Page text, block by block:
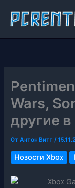
содержимому
Wars,
другие
ОтАнтон Витт/
Новости Xbox